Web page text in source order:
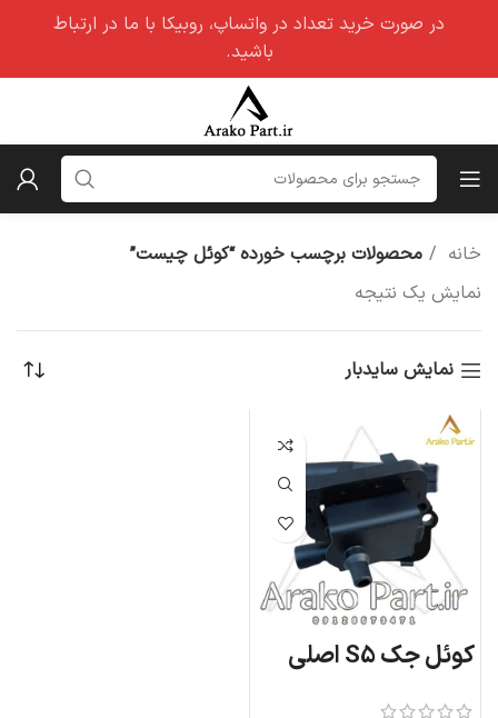
خانه
محصولات برچسب خورده “کوئل چیست”
نمایش یک نتیجه
نمایش سایدبار
کوئل جک S5 اصلی
در صورت خرید تعداد در واتساپ، روبیکا با ما در ارتباط
باشید.